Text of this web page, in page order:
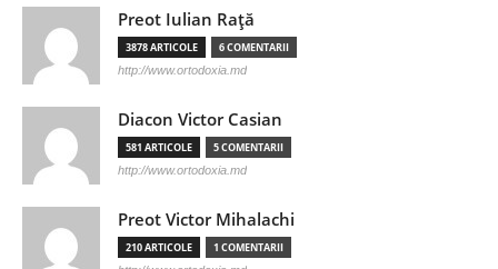
Preot Iulian Raţă
3878 ARTICOLE 6 COMENTARII
http://www.ortodoxia.md
Diacon Victor Casian
581 ARTICOLE 5 COMENTARII
http://www.ortodoxia.md
Preot Victor Mihalachi
210 ARTICOLE 1 COMENTARII